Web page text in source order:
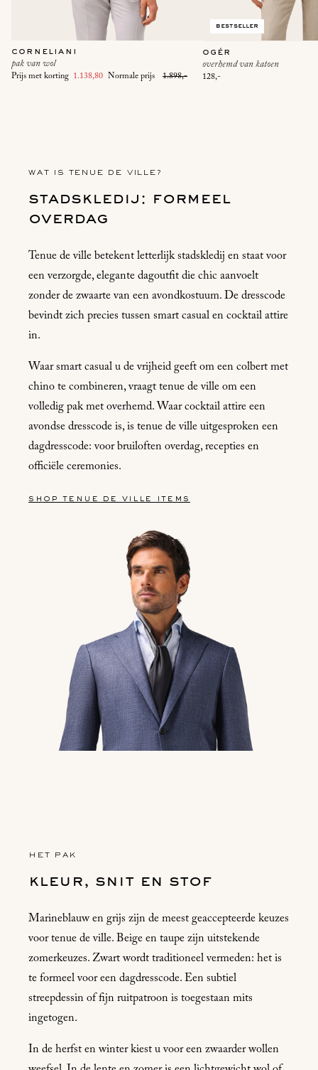
corneliani
pak van wol
Prijs met korting 1.138,80 Normale prijs 1.898,-
bestseller
ogér
overhemd van katoen
128,-
WAT IS TENUE DE VILLE?
stadskledij: formeel
overdag
Tenue de ville betekent letterlijk stadskledij en staat voor
een verzorgde, elegante dagoutfit die chic aanvoelt
zonder de zwaarte van een avondkostuum. De dresscode
bevindt zich precies tussen smart casual en cocktail attire
in.
Waar smart casual u de vrijheid geeft om een colbert met
chino te combineren, vraagt tenue de ville om een
volledig pak met overhemd. Waar cocktail attire een
avondse dresscode is, is tenue de ville uitgesproken een
dagdresscode: voor bruiloften overdag, recepties en
officiële ceremonies.
shop tenue de ville items
HET PAK
kleur, snit en stof
Marineblauw en grijs zijn de meest geaccepteerde keuzes
voor tenue de ville. Beige en taupe zijn uitstekende
zomerkeuzes. Zwart wordt traditioneel vermeden: het is
te formeel voor een dagdresscode. Een subtiel
streepdessin of fijn ruitpatroon is toegestaan mits
ingetogen.
In de herfst en winter kiest u voor een zwaarder wollen